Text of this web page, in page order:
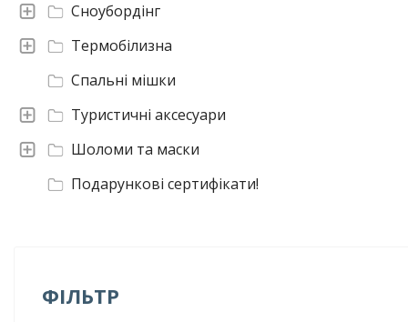
Подарункові сертифікати!
Шоломи та маски
Туристичні аксесуари
Спальні мішки
Термобілизна
Сноубордінг
ФІЛЬТР